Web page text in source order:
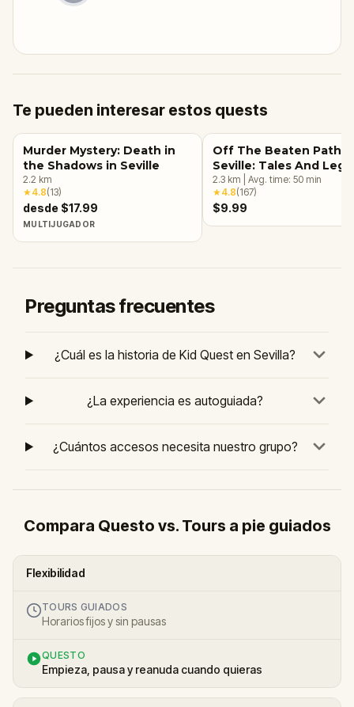
Te pueden interesar estos quests
Murder Mystery: Death in
the Shadows in Seville
2.2 km
★4.8(13)
desde $17.99
MULTIJUGADOR
Off The Beaten Path
Seville: Tales And
2.3 km Avg. time: 50 min
★4.8(167)
$9.99
Preguntas frecuentes
¿Cuál es la historia de Kid Quest en Sevilla?
¿La experiencia es autoguiada?
¿Cuántos accesos necesita nuestro grupo?
Compara Questo vs. Tours a pie guiados
Flexibilidad
TOURS GUIADOS
Horarios fijos y sin pausas
QUESTO
Empieza, pausa y reanuda cuando quieras